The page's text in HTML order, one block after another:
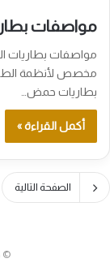
مواصفات
مواصفات بطاريات
مخصص لأنظمة
بطاريات حمض…
أكمل القراءة »
الصفحة التالية
©